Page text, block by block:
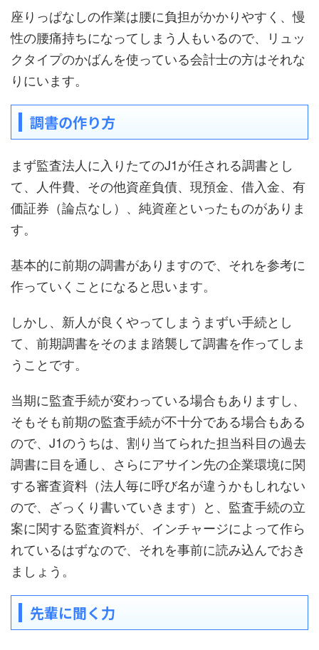
座りっぱなしの作業は腰に負担がかかりやすく、慢
性の腰痛持ちになってしまう人もいるので、リュッ
クタイプのかばんを使っている会計士の方はそれな
りにいます。
調書の作り方
まず監査法人に入りたてのJ1が任される調書とし
て、人件費、その他資産負債、現預金、借入金、有
価証券（論点なし）、純資産といったものがありま
す。
基本的に前期の調書がありますので、それを参考に
作っていくことになると思います。
しかし、新人が良くやってしまうまずい手続とし
て、前期調書をそのまま踏襲して調書を作ってしま
うことです。
当期に監査手続が変わっている場合もありますし、
そもそも前期の監査手続が不十分である場合もある
ので、J1のうちは、割り当てられた担当科目の過去
調書に目を通し、さらにアサイン先の企業環境に関
する審査資料（法人毎に呼び名が違うかもしれない
ので、ざっくり書いていきます）と、監査手続の立
案に関する監査資料が、インチャージによって作ら
れているはずなので、それを事前に読み込んでおき
ましょう。
先輩に聞く力